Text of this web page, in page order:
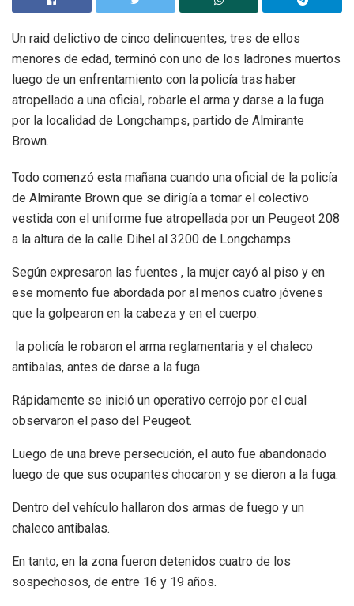
Un raid delictivo de cinco delincuentes, tres de ellos
menores de edad, terminó con uno de los ladrones muertos
luego de un enfrentamiento con la policía tras haber
atropellado a una oficial, robarle el arma y darse a la fuga
por la localidad de Longchamps, partido de Almirante
Brown.
Todo comenzó esta mañana cuando una oficial de la policía
de Almirante Brown que se dirigía a tomar el colectivo
vestida con el uniforme fue atropellada por un Peugeot 208
a la altura de la calle Dihel al 3200 de Longchamps.
Según expresaron las fuentes , la mujer cayó al piso y en
ese momento fue abordada por al menos cuatro jóvenes
que la golpearon en la cabeza y en el cuerpo.
la policía le robaron el arma reglamentaria y el chaleco
antibalas, antes de darse a la fuga.
Rápidamente se inició un operativo cerrojo por el cual
observaron el paso del Peugeot.
Luego de una breve persecución, el auto fue abandonado
luego de que sus ocupantes chocaron y se dieron a la fuga.
Dentro del vehículo hallaron dos armas de fuego y un
chaleco antibalas.
En tanto, en la zona fueron detenidos cuatro de los
sospechosos, de entre 16 y 19 años.